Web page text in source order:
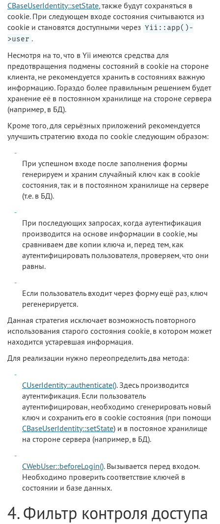
CBaseUserIdentity::setState, также будут сохраняться в
cookie. При следующем входе состояния считываются из
cookie и становятся доступными через Yii::app()-
>user .
Несмотря на то, что в Yii имеются средства для
предотвращения подмены состояний в cookie на стороне
клиента, не рекомендуется хранить в состояниях важную
информацию. Гораздо более правильным решением будет
хранение её в постоянном хранилище на стороне сервера
(например, в БД).
Кроме того, для серьёзных приложений рекомендуется
улучшить стратегию входа по cookie следующим образом:
При успешном входе после заполнения формы
генерируем и храним случайный ключ как в cookie
состояния, так и в постоянном хранилище на сервере
(т.е. в БД).
При последующих запросах, когда аутентификация
производится на основе информации в cookie, мы
сравниваем две копии ключа и, перед тем, как
аутентифицировать пользователя, проверяем, что они
равны.
Если пользователь входит через форму ещё раз, ключ
регенерируется.
Данная стратегия исключает возможность повторного
использования старого состояния cookie, в котором может
находится устаревшая информация.
Для реализации нужно переопределить два метода:
CUserIdentity::authenticate(). Здесь производится
аутентификация. Если пользователь
аутентифицирован, необходимо сгенерировать новый
ключ и сохранить его в cookie состояния (при помощи
CBaseUserIdentity::setState) и в постояное хранилище
на стороне сервера (например, в БД).
CWebUser::beforeLogin(). Вызывается перед входом.
Необходимо проверить соответствие ключей в
состоянии и базе данных.
4. Фильтр контроля доступа